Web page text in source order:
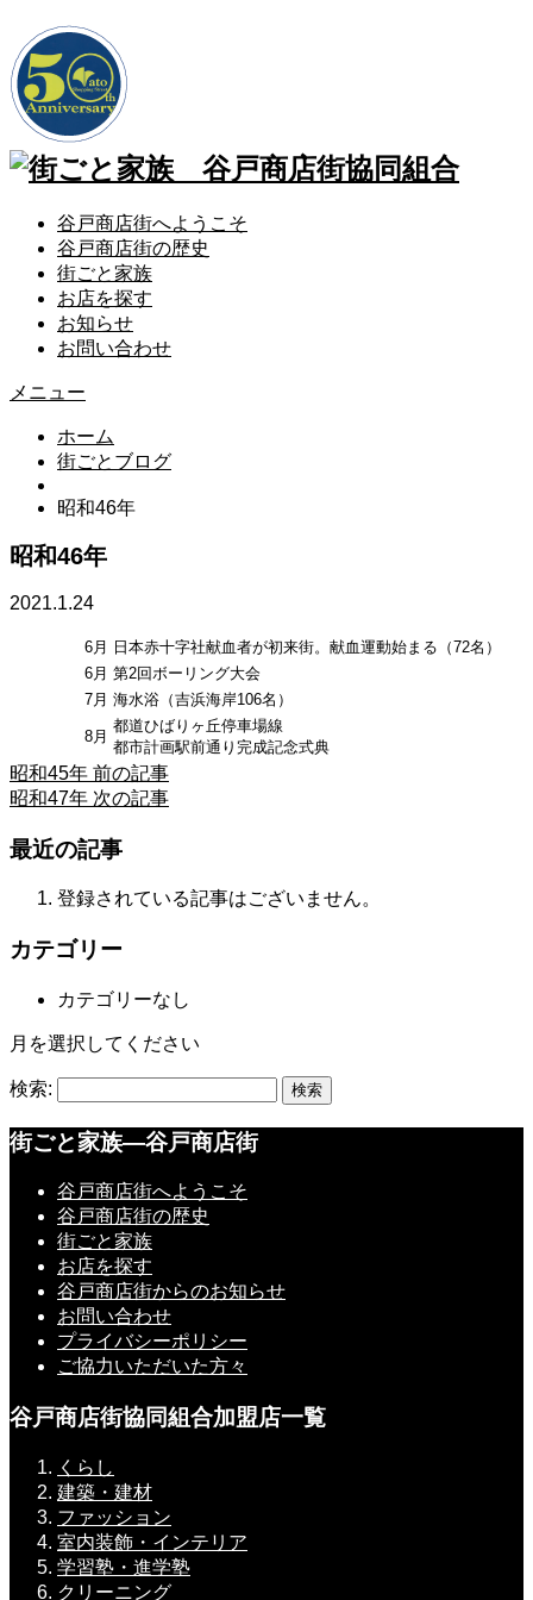
谷戸商店街へようこそ
谷戸商店街の歴史
街ごと家族
お店を探す
お知らせ
お問い合わせ
メニュー
ホーム
街ごとブログ
昭和46年
昭和46年
2021.1.24
6月
日本赤十字社献血者が初来街。献血運動始まる（72名）
6月 第2回ボーリング大会
7月 海水浴（吉浜海岸106名）
8月
都道ひばりヶ丘停車場線
都市計画駅前通り完成記念式典
昭和45年 前の記事
昭和47年 次の記事
最近の記事
登録されている記事はございません。
カテゴリー
カテゴリーなし
月を選択してください
検索:
街ごと家族―谷戸商店街
谷戸商店街へようこそ
谷戸商店街の歴史
街ごと家族
お店を探す
谷戸商店街からのお知らせ
お問い合わせ
プライバシーポリシー
ご協力いただいた方々
谷戸商店街協同組合加盟店一覧
くらし
建築・建材
ファッション
室内装飾・インテリア
学習塾・進学塾
クリーニング